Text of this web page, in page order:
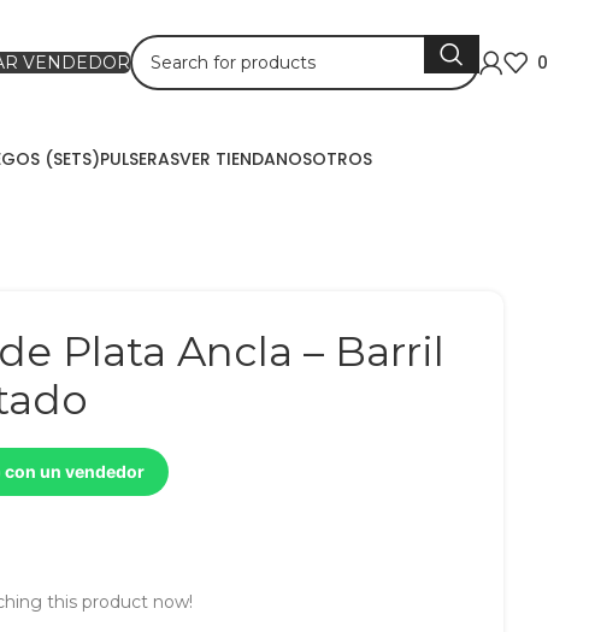
VENDEDOR 0
(SETS)PULSERASVER TIENDANOSOTROS
Plata Ancla – Barril
un vendedor
this product now!